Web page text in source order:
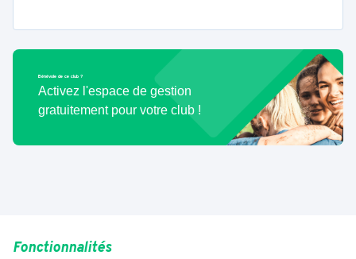
Bénévole de ce club ?
Activez l'espace de gestion
gratuitement pour votre club !
Fonctionnalités